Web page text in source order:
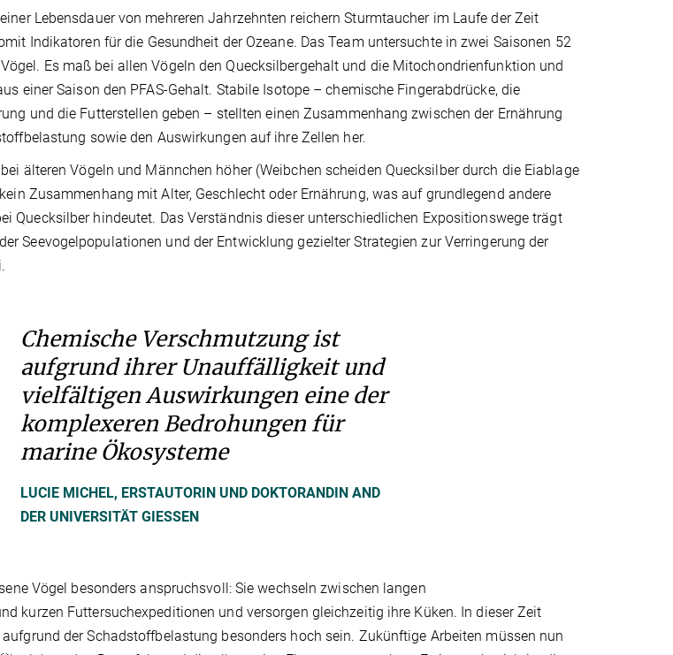
Lebensdauer von mehreren Jahrzehnten reichern Sturmtaucher im Laufe der Zeit
Indikatoren für die Gesundheit der Ozeane. Das Team untersuchte in zwei Saisonen 52
Es maß bei allen Vögeln den Quecksilbergehalt und die Mitochondrienfunktion und
einer Saison den PFAS-Gehalt. Stabile Isotope – chemische Fingerabdrücke, die
und die Futterstellen geben – stellten einen Zusammenhang zwischen der Ernährung
sowie den Auswirkungen auf ihre Zellen her.
älteren Vögeln und Männchen höher (Weibchen scheiden Quecksilber durch die Eiablage
Zusammenhang mit Alter, Geschlecht oder Ernährung, was auf grundlegend andere
Quecksilber hindeutet. Das Verständnis dieser unterschiedlichen Expositionswege trägt
Seevogelpopulationen und der Entwicklung gezielter Strategien zur Verringerung der
Chemische Verschmutzung ist
aufgrund ihrer Unauffälligkeit und
vielfältigen Auswirkungen eine der
komplexeren Bedrohungen für
marine Ökosysteme
LUCIE MICHEL, ERSTAUTORIN UND DOKTORANDIN AND
DER UNIVERSITÄT GIESSEN
Vögel besonders anspruchsvoll: Sie wechseln zwischen langen
kurzen Futtersuchexpeditionen und versorgen gleichzeitig ihre Küken. In dieser Zeit
der Schadstoffbelastung besonders hoch sein. Zukünftige Arbeiten müssen nun